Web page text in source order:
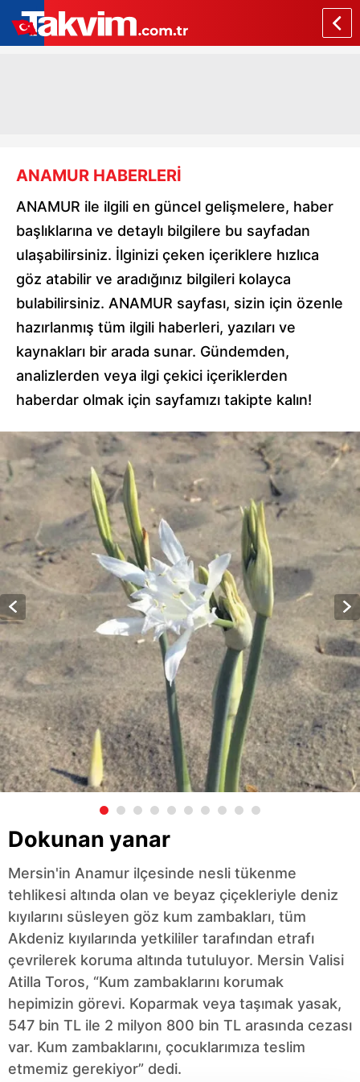
ANAMUR HABERLERİ
ANAMUR ile ilgili en güncel gelişmelere, haber
başlıklarına ve detaylı bilgilere bu sayfadan
ulaşabilirsiniz. İlginizi çeken içeriklere hızlıca
göz atabilir ve aradığınız bilgileri kolayca
bulabilirsiniz. ANAMUR sayfası, sizin için özenle
hazırlanmış tüm ilgili haberleri, yazıları ve
kaynakları bir arada sunar. Gündemden,
analizlerden veya ilgi çekici içeriklerden
haberdar olmak için sayfamızı takipte kalın!
Dokunan yanar
Mersin'in Anamur ilçesinde nesli tükenme
tehlikesi altında olan ve beyaz çiçekleriyle deniz
kıyılarını süsleyen göz kum zambakları, tüm
Akdeniz kıyılarında yetkililer tarafından etrafı
çevrilerek koruma altında tutuluyor. Mersin Valisi
Atilla Toros, “Kum zambaklarını korumak
hepimizin görevi. Koparmak veya taşımak yasak,
547 bin TL ile 2 milyon 800 bin TL arasında cezası
var. Kum zambaklarını, çocuklarımıza teslim
etmemiz gerekiyor” dedi.